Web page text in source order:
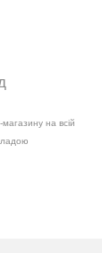
на всій